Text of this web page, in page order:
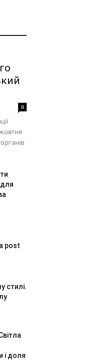
0
post
стилі.
і доля